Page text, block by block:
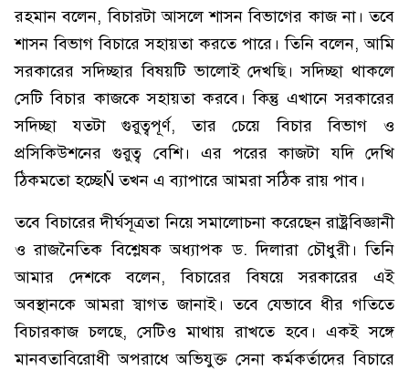
রহমান বলেন, বিচারটা আসলে শাসন বিভাগের কাজ না। তবে
শাসন বিভাগ বিচারে সহায়তা করতে পারে। তিনি বলেন, আমি
সরকারের সদিচ্ছার বিষয়টি ভালোই দেখছি। সদিচ্ছা থাকলে
সেটি বিচার কাজকে সহায়তা করবে। কিন্তু এখানে সরকারের
সদিচ্ছা যতটা গুরুত্বপূর্ণ, তার চেয়ে বিচার বিভাগ ও
প্রসিকিউশনের গুরুত্ব বেশি। এর পরের কাজটা যদি দেখি
ঠিকমতো হচ্ছেÑ তখন এ ব্যাপারে আমরা সঠিক রায় পাব।
তবে বিচারের দীর্ঘসূত্রতা নিয়ে সমালোচনা করেছেন রাষ্ট্রবিজ্ঞানী
ও রাজনৈতিক বিশ্লেষক অধ্যাপক ড. দিলারা চৌধুরী। তিনি
আমার দেশকে বলেন, বিচারের বিষয়ে সরকারের এই
অবস্থানকে আমরা স্বাগত জানাই। তবে যেভাবে ধীর গতিতে
বিচারকাজ চলছে, সেটিও মাথায় রাখতে হবে। একই সঙ্গে
মানবতাবিরোধী অপরাধে অভিযুক্ত সেনা কর্মকর্তাদের বিচারে